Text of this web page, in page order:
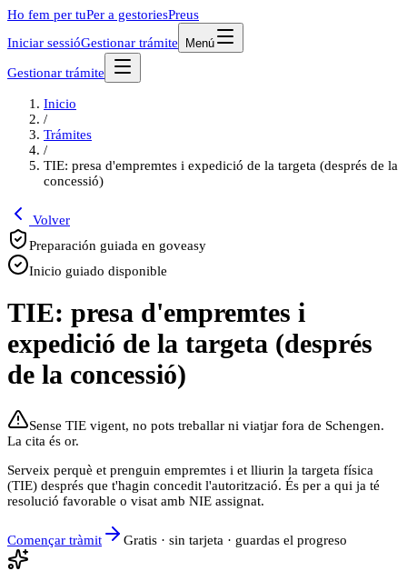
Ho fem per tuPer a gestoriesPreus
Iniciar sessióGestionar trámite Menú
Gestionar trámite
Inicio
/
Trámites
/
TIE: presa d'empremtes i expedició de la targeta (després de la
concessió)
Volver
Preparación guiada en goveasy
Inicio guiado disponible
TIE: presa d'empremtes i
expedició de la targeta (després
de la concessió)
Sense TIE vigent, no pots treballar ni viatjar fora de Schengen.
La cita és or.
Serveix perquè et prenguin empremtes i et lliurin la targeta física
(TIE) després que t'hagin concedit l'autorització. És per a qui ja té
resolució favorable o visat amb NIE assignat.
Començar tràmit Gratis · sin tarjeta · guardas el progreso